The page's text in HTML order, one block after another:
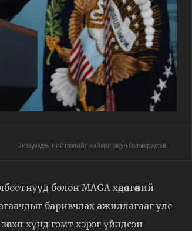
Энэхүү мэдээ, нийтлэлийг хиймэл оюун боловсруулав.
болон MAGA хөдөлгөөний
баривчлах ажиллагааг улс
хүнд гэмт хэрэг үйлдсэн